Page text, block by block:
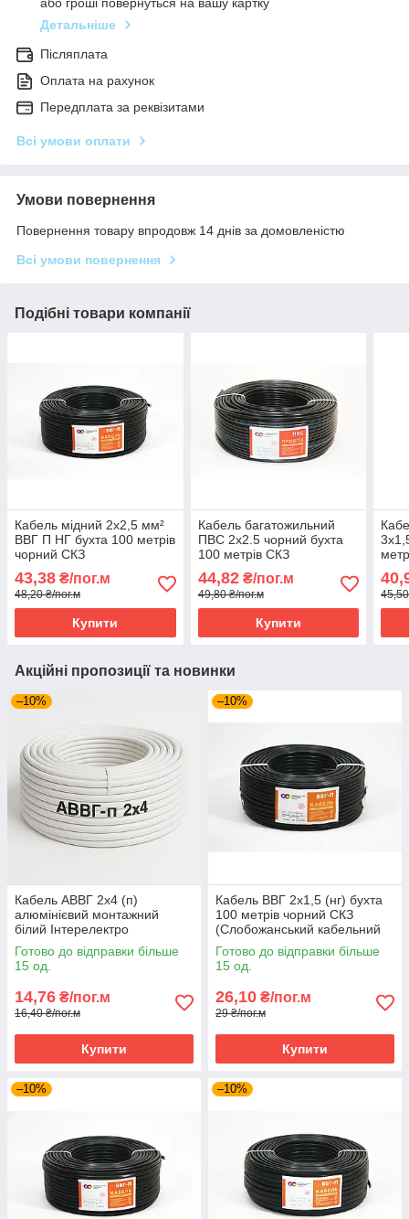
або гроші повернуться на вашу картку
Детальніше
Післяплата
Оплата на рахунок
Передплата за реквізитами
Всі умови оплати
Умови повернення
Повернення товару впродовж 14 днів за домовленістю
Всі умови повернення
Подібні товари компанії
Кабель мідний 2х2,5 мм²
ВВГ П НГ бухта 100 метрів
чорний СКЗ
кабельний завод)
43,38 ₴/пог.м
48,20 ₴/пог.м
Купити
Кабель багатожильний
ПВС 2х2.5 чорний бухта
100 метрів СКЗ
кабельний завод)
44,82₴/пог.м
49,80 ₴/пог.м
Купити
Акційні пропозиції та новинки
–10%
Кабель АВВГ 2х4 (п)
алюмінієвий монтажний
білий Інтерелектро
Готово до відправки більше
15 од.
14,76 ₴/пог.м
16,40 ₴/пог.м
Купити
–10%
Кабель ВВГ 2х1,5 (нг) бухта
100 метрів чорний СКЗ
(Слобожанський кабельний
завод)
Готово до відправки більше
15 од.
26,10 ₴/пог.м
29 ₴/пог.м
Купити
–10% –10%